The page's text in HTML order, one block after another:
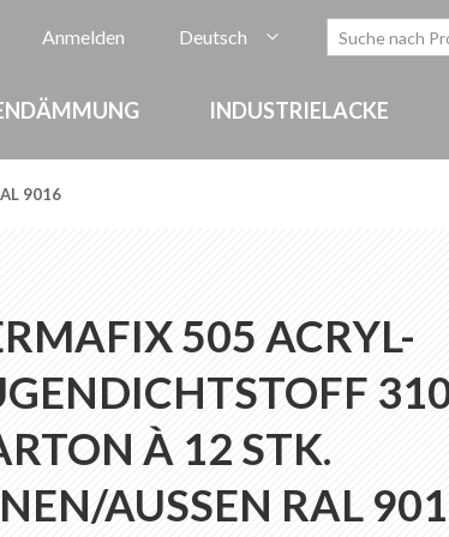
Anmelden
Deutsch
Search
INDUSTRIELACKE
9016
505 ACRYL-
À 12 STK.
AUSSEN RAL